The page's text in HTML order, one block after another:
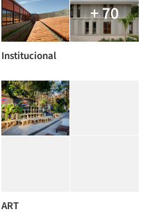
+ 70
Institucional
ART